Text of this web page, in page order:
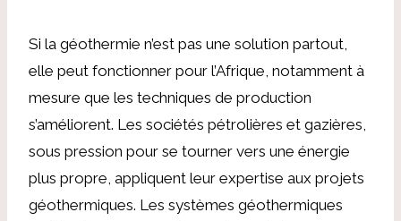
Si la géothermie n’est pas une solution partout,
elle peut fonctionner pour l’Afrique, notamment à
mesure que les techniques de production
s’améliorent. Les sociétés pétrolières et gazières,
sous pression pour se tourner vers une énergie
plus propre, appliquent leur expertise aux projets
géothermiques. Les systèmes géothermiques